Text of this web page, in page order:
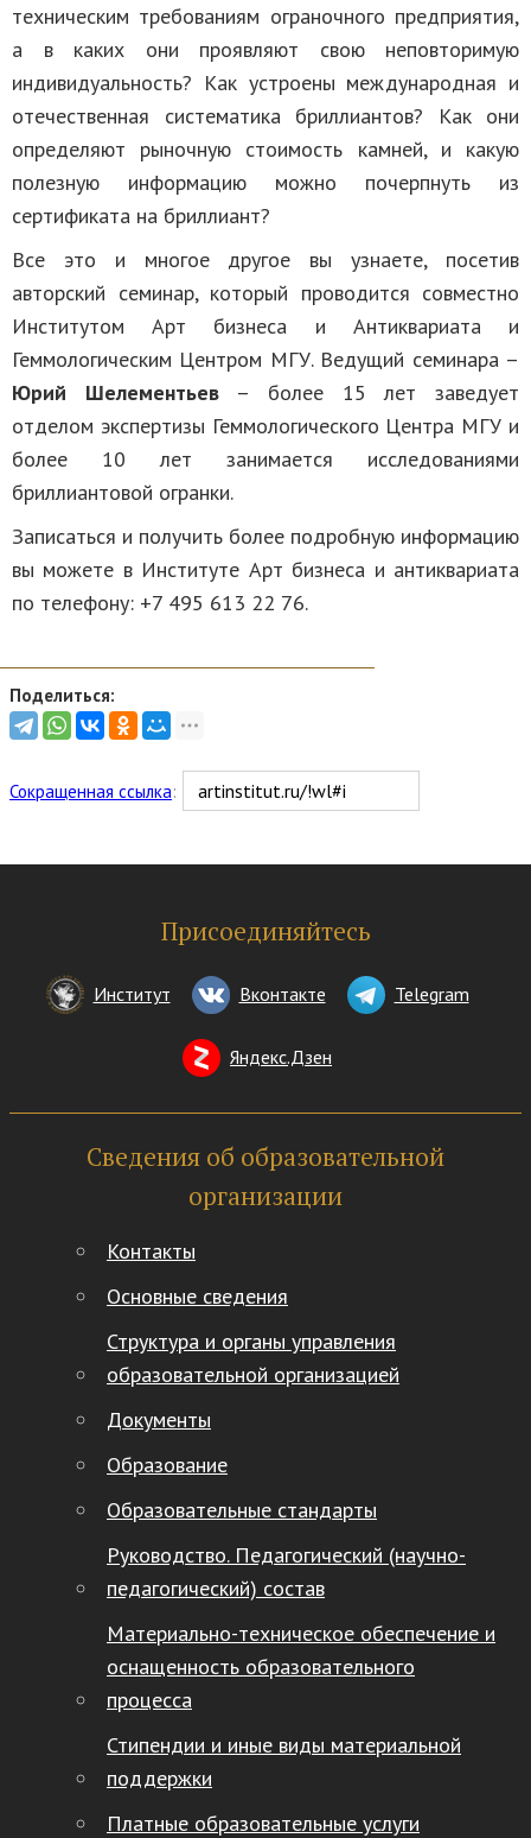
техническим требованиям ограночного предприятия,
а в каких они проявляют свою неповторимую
индивидуальность? Как устроены международная и
отечественная систематика бриллиантов? Как они
определяют рыночную стоимость камней, и какую
полезную информацию можно почерпнуть из
сертификата на бриллиант?
Все это и многое другое вы узнаете, посетив
авторский семинар, который проводится совместно
Институтом Арт бизнеса и Антиквариата и
Геммологическим Центром МГУ. Ведущий семинара –
Юрий Шелементьев– более 15 лет заведует
отделом экспертизы Геммологического Центра МГУ и
более 10 лет занимается исследованиями
бриллиантовой огранки.
Записаться и получить более подробную информацию
вы можете в Институте Арт бизнеса и антиквариата
по телефону: +7 495 613 22 76.
Поделиться:
Сокращенная ссылка:
Присоединяйтесь
Институт Вконтакте Telegram
Яндекс.Дзен
Сведения об образовательной
организации
Контакты
Основные сведения
Структура и органы управления
образовательной организацией
Документы
Образование
Образовательные стандарты
Руководство. Педагогический (научно-
педагогический) состав
Материально-техническое обеспечение и
оснащенность образовательного
процесса
Стипендии и иные виды материальной
поддержки
Платные образовательные услуги